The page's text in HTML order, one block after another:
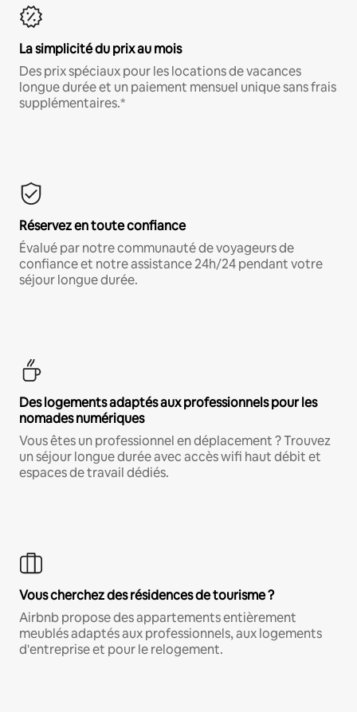
La simplicité du prix au mois
Des prix spéciaux pour les locations de vacances
longue durée et un paiement mensuel unique sans frais
supplémentaires.*
Réservez en toute confiance
Évalué par notre communauté de voyageurs de
confiance et notre assistance 24h/24 pendant votre
séjour longue durée.
Des logements adaptés aux professionnels pour les
nomades numériques
Vous êtes un professionnel en déplacement ? Trouvez
un séjour longue durée avec accès wifi haut débit et
espaces de travail dédiés.
Vous cherchez des résidences de tourisme ?
Airbnb propose des appartements entièrement
meublés adaptés aux professionnels, aux logements
d'entreprise et pour le relogement.